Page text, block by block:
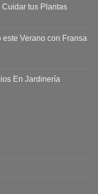
Cuidar tus Plantas
este Verano con Fransa
En Jardinería